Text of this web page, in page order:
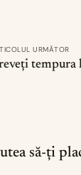
URMĂTOR
să-ți